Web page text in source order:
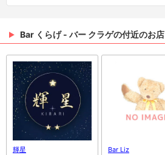
Bar くらげ - バー クラゲの付近のお店
輝星 Bar Liz